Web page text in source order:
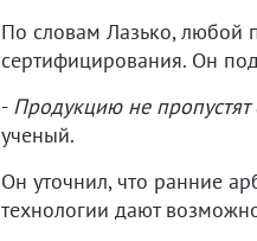
По словам Лазько, любой
сертифицирования. Он
- Продукцию не
ученый.
Он уточнил, что ранние
технологии дают